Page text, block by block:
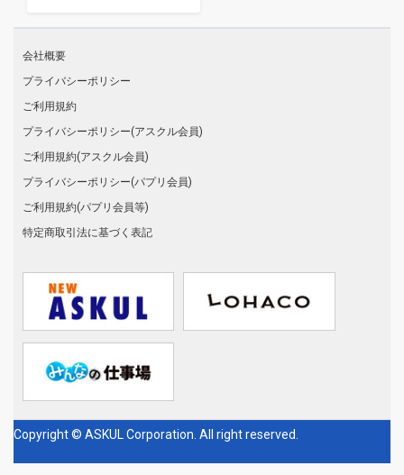
会社概要
プライバシーポリシー
ご利用規約
プライバシーポリシー(アスクル会員)
ご利用規約(アスクル会員)
プライバシーポリシー(パプリ会員)
ご利用規約(パプリ会員等)
特定商取引法に基づく表記
Copyright © ASKUL Corporation. All right reserved.